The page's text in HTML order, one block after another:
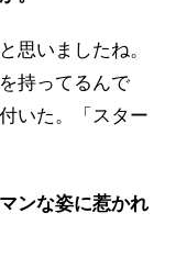
思いましたね。
持ってるんで
いた。「スター
ンな姿に惹かれ